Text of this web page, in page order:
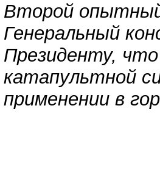
Второй
Генеральный
Президенту,
катапультной
применении в